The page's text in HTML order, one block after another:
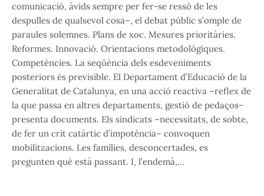
comunicació, àvids sempre per fer-se ressò de les
despulles de qualsevol cosa–, el debat públic s’omple de
paraules solemnes. Plans de xoc. Mesures prioritàries.
Reformes. Innovació. Orientacions metodològiques.
Competències. La seqüència dels esdeveniments
posteriors és previsible. El Departament d’Educació de la
Generalitat de Catalunya, en una acció reactiva –reflex de
la que passa en altres departaments, gestió de pedaços–
presenta documents. Els sindicats –necessitats, de sobte,
de fer un crit catàrtic d’impotència– convoquen
mobilitzacions. Les famílies, desconcertades, es
pregunten què està passant. I, l’endemà,…